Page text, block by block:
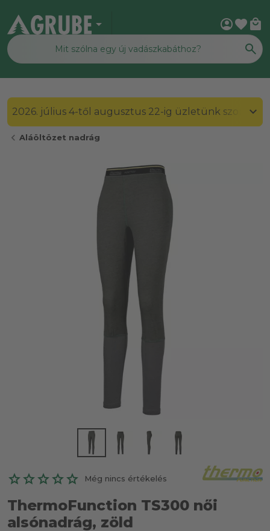
arrow_drop_down account_circlefavorite local_mall
2026. július 4-től augusztus 22-ig üzletünk
chevron_left Aláöltözet nadrág
Még nincs értékelés
ThermoFunction TS300 női
alsónadrág, zöld